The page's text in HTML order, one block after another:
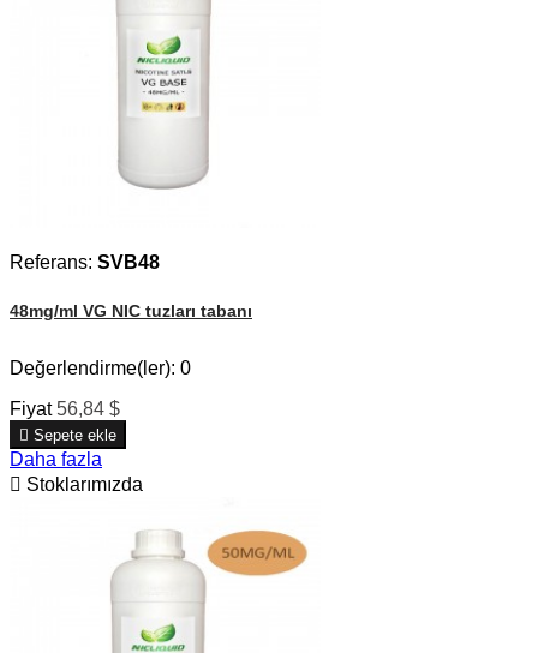
Referans: SVB48
48mg/ml VG NIC tuzları tabanı
Değerlendirme(ler): 0
Fiyat 56,84 $
 Sepete ekle
Daha fazla
 Stoklarımızda